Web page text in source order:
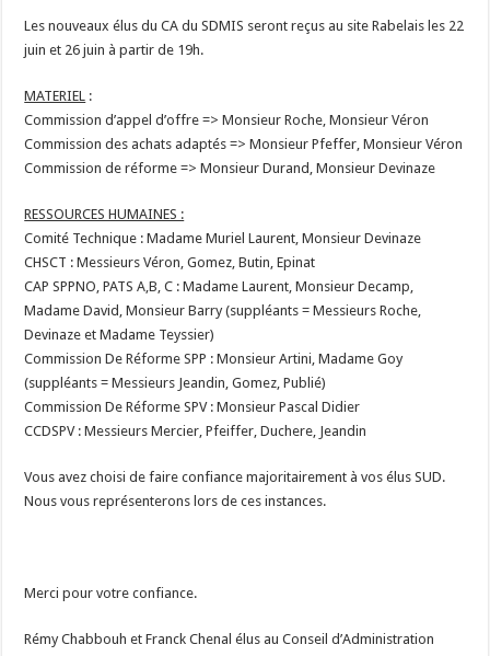
Les nouveaux élus du CA du SDMIS seront reçus au site Rabelais les 22
juin et 26 juin à partir de 19h.
MATERIEL :
Commission d’appel d’offre => Monsieur Roche, Monsieur Véron
Commission des achats adaptés => Monsieur Pfeffer, Monsieur Véron
Commission de réforme => Monsieur Durand, Monsieur Devinaze
RESSOURCES HUMAINES :
Comité Technique : Madame Muriel Laurent, Monsieur Devinaze
CHSCT : Messieurs Véron, Gomez, Butin, Epinat
CAP SPPNO, PATS A,B, C : Madame Laurent, Monsieur Decamp,
Madame David, Monsieur Barry (suppléants = Messieurs Roche,
Devinaze et Madame Teyssier)
Commission De Réforme SPP : Monsieur Artini, Madame Goy
(suppléants = Messieurs Jeandin, Gomez, Publié)
Commission De Réforme SPV : Monsieur Pascal Didier
CCDSPV : Messieurs Mercier, Pfeiffer, Duchere, Jeandin
Vous avez choisi de faire confiance majoritairement à vos élus SUD.
Nous vous représenterons lors de ces instances.
Merci pour votre confiance.
Rémy Chabbouh et Franck Chenal élus au Conseil d’Administration